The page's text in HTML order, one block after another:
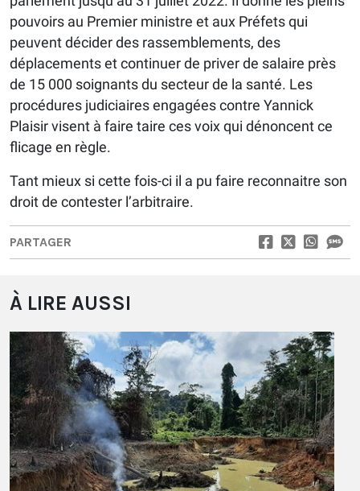
pouvoirs au Premier ministre et aux Préfets qui
peuvent décider des rassemblements, des
déplacements et continuer de priver de salaire près
de 15 000 soignants du secteur de la santé. Les
procédures judiciaires engagées contre Yannick
Plaisir visent à faire taire ces voix qui dénoncent ce
flicage en règle.
Tant mieux si cette fois-ci il a pu faire reconnaitre son
droit de contester l’arbitraire.
PARTAGER
À LIRE AUSSI